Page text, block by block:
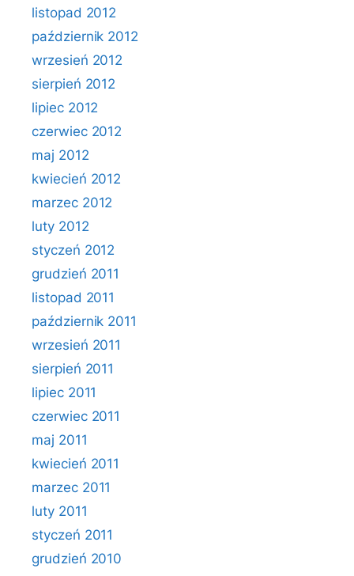
listopad 2012
październik 2012
wrzesień 2012
sierpień 2012
lipiec 2012
czerwiec 2012
maj 2012
kwiecień 2012
marzec 2012
luty 2012
styczeń 2012
grudzień 2011
listopad 2011
październik 2011
wrzesień 2011
sierpień 2011
lipiec 2011
czerwiec 2011
maj 2011
kwiecień 2011
marzec 2011
luty 2011
styczeń 2011
grudzień 2010